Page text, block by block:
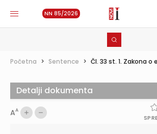
NN 85/2026
Početna > Sentence > Čl. 33 st. 1. Zakona o
AA
Detalji dokumenta